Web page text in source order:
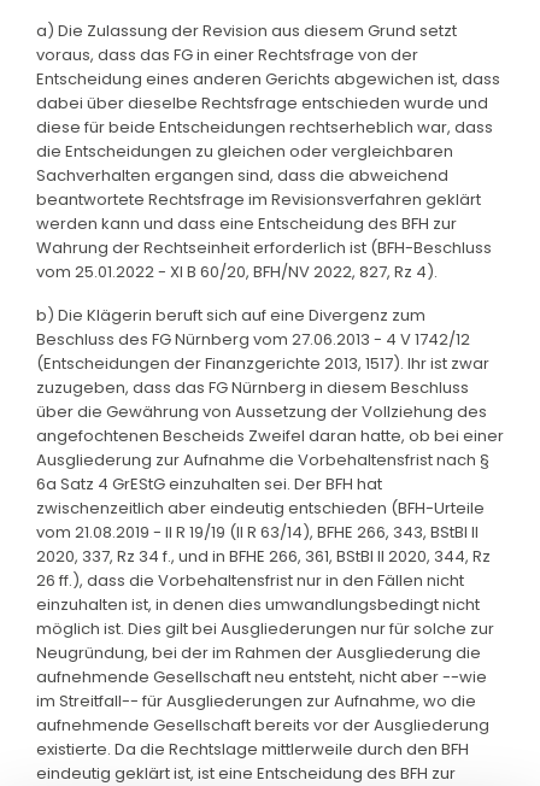
a) Die Zulassung der Revision aus diesem Grund setzt
voraus, dass das FG in einer Rechtsfrage von der
Entscheidung eines anderen Gerichts abgewichen ist, dass
dabei über dieselbe Rechtsfrage entschieden wurde und
diese für beide Entscheidungen rechtserheblich war, dass
die Entscheidungen zu gleichen oder vergleichbaren
Sachverhalten ergangen sind, dass die abweichend
beantwortete Rechtsfrage im Revisionsverfahren geklärt
werden kann und dass eine Entscheidung des BFH zur
Wahrung der Rechtseinheit erforderlich ist (BFH-Beschluss
vom 25.01.2022 - XI B 60/20, BFH/NV 2022, 827, Rz 4).
b) Die Klägerin beruft sich auf eine Divergenz zum
Beschluss des FG Nürnberg vom 27.06.2013 - 4 V 1742/12
(Entscheidungen der Finanzgerichte 2013, 1517). Ihr ist zwar
zuzugeben, dass das FG Nürnberg in diesem Beschluss
über die Gewährung von Aussetzung der Vollziehung des
angefochtenen Bescheids Zweifel daran hatte, ob bei einer
Ausgliederung zur Aufnahme die Vorbehaltensfrist nach §
6a Satz 4 GrEStG einzuhalten sei. Der BFH hat
zwischenzeitlich aber eindeutig entschieden (BFH-Urteile
vom 21.08.2019 - II R 19/19 (II R 63/14), BFHE 266, 343, BStBl II
2020, 337, Rz 34 f., und in BFHE 266, 361, BStBl II 2020, 344, Rz
26 ff.), dass die Vorbehaltensfrist nur in den Fällen nicht
einzuhalten ist, in denen dies umwandlungsbedingt nicht
möglich ist. Dies gilt bei Ausgliederungen nur für solche zur
Neugründung, bei der im Rahmen der Ausgliederung die
aufnehmende Gesellschaft neu entsteht, nicht aber --wie
im Streitfall-- für Ausgliederungen zur Aufnahme, wo die
aufnehmende Gesellschaft bereits vor der Ausgliederung
existierte. Da die Rechtslage mittlerweile durch den BFH
eindeutig geklärt ist, ist eine Entscheidung des BFH zur